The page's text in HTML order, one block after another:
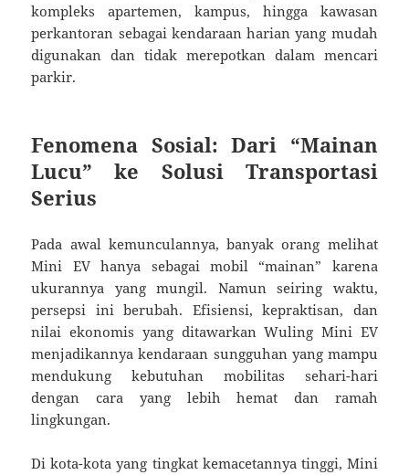
kompleks apartemen, kampus, hingga kawasan
perkantoran sebagai kendaraan harian yang mudah
digunakan dan tidak merepotkan dalam mencari
parkir.
Fenomena Sosial: Dari “Mainan
Lucu” ke Solusi Transportasi
Serius
Pada awal kemunculannya, banyak orang melihat
Mini EV hanya sebagai mobil “mainan” karena
ukurannya yang mungil. Namun seiring waktu,
persepsi ini berubah. Efisiensi, kepraktisan, dan
nilai ekonomis yang ditawarkan Wuling Mini EV
menjadikannya kendaraan sungguhan yang mampu
mendukung kebutuhan mobilitas sehari-hari
dengan cara yang lebih hemat dan ramah
lingkungan.
Di kota-kota yang tingkat kemacetannya tinggi, Mini